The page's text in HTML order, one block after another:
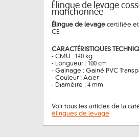
Élingue de levage
manchonnée
Élingue de levage certifiée
CE
CARACTÉRISTIQUES
- CMU : 140 kg
- Longueur : 100 cm
- Gainage : Gainé PVC
- Couleur : Acier
- Diamètre : 4 mm
Voir tous les articles de la
élingues de levage